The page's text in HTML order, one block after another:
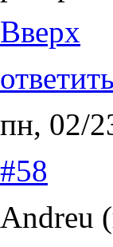
Вверх
ответить
пн, 02/
#58
Andreu